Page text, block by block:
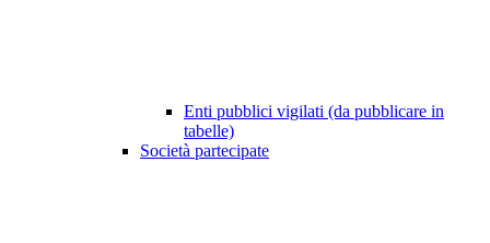
Enti pubblici vigilati (da pubblicare in
tabelle)
Società partecipate